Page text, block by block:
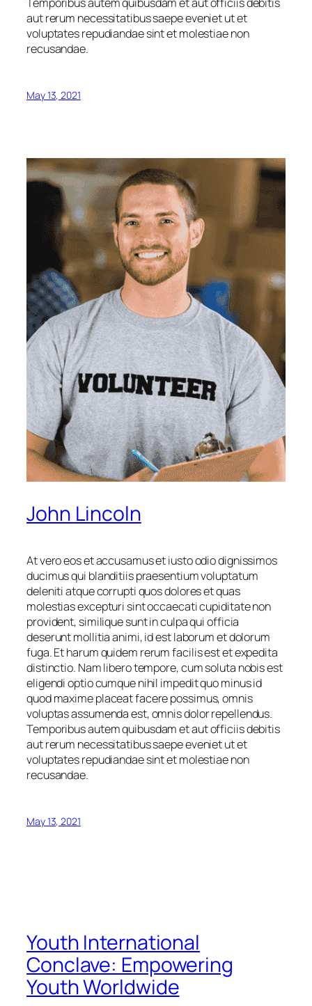
aut rerum necessitatibus saepe eveniet ut et
voluptates repudiandae sint et molestiae non
recusandae.
May 13, 2021
John Lincoln
At vero eos et accusamus et iusto odio dignissimos
ducimus qui blanditiis praesentium voluptatum
deleniti atque corrupti quos dolores et quas
molestias excepturi sint occaecati cupiditate non
provident, similique sunt in culpa qui officia
deserunt mollitia animi, id est laborum et dolorum
fuga. Et harum quidem rerum facilis est et expedita
distinctio. Nam libero tempore, cum soluta nobis est
eligendi optio cumque nihil impedit quo minus id
quod maxime placeat facere possimus, omnis
voluptas assumenda est, omnis dolor repellendus.
Temporibus autem quibusdam et aut officiis debitis
aut rerum necessitatibus saepe eveniet ut et
voluptates repudiandae sint et molestiae non
recusandae.
May 13, 2021
Youth International
Conclave: Empowering
Youth Worldwide